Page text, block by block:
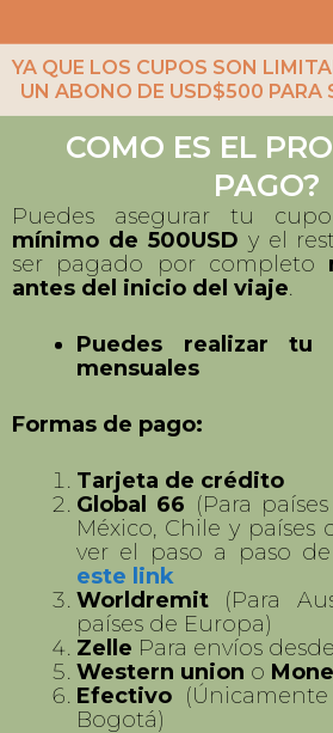
Si cancelas con
inicio del viaje no
devolución alguna.
YA QUE LOS CUPOS SON
UN ABONO DE USD$500 PARA
COMO ES EL
PAGO?
Puedes asegurar tu
mínimo de 500USDy el
ser pagado por completo
mensuales
Formas de pago:
Tarjeta de crédito
Global 66 (Para países
México, Chile y países
ver el paso a paso
este link
Worldremit